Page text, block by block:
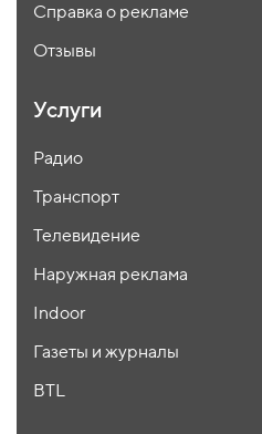
Справка о рекламе
Отзывы
Услуги
Радио
Транспорт
Телевидение
Наружная реклама
Indoor
Газеты и журналы
BTL